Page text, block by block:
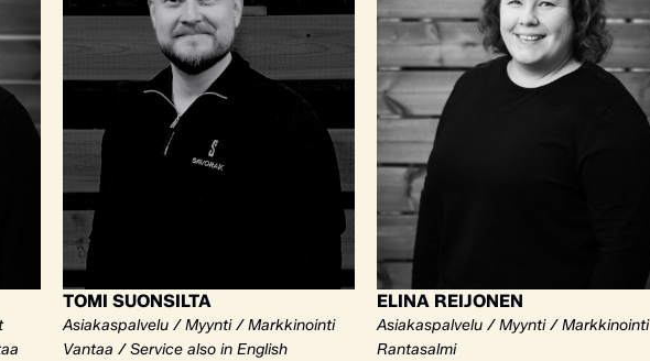
TOMI SUONSILTA
Asiakaspalvelu / Myynti / Markkinointi
Vantaa / Service also in English
ELINA REIJONEN
Asiakaspalvelu / Myynti / Markkinointi
Rantasalmi